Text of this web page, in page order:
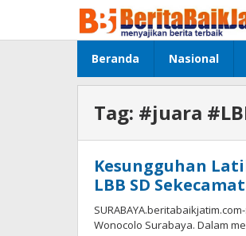
konten
Beranda Nasional
Tag: #juara
Kesungguhan
LBB SD
Wonocolo Surabaya. Dalam